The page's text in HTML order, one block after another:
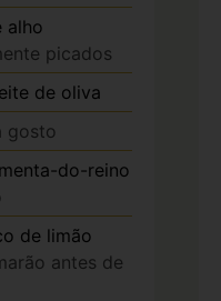
alho
picados
de oliva
gosto
do-reino
de limão
antes de